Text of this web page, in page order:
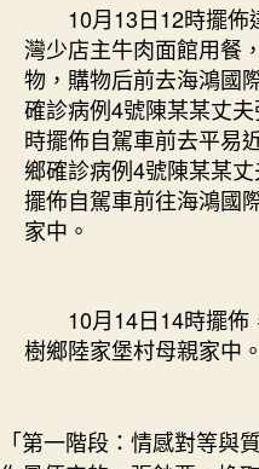
10月13日12時擺佈
灣少店主牛肉面館用餐
物，購物后前去海鴻國
確診病例4號陳某某丈
時擺佈自駕車前去平易
鄉確診病例4號陳某某
擺佈自駕車前往海鴻國
家中。
10月14日14時擺佈
樹鄉陸家堡村母親家中。
「第一階段：情感對等與